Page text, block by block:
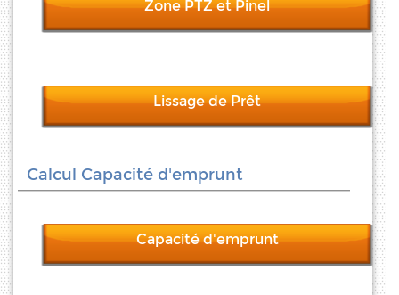
Zone PTZ et Pinel
Lissage de Prêt
Calcul Capacité d'emprunt
Capacité d'emprunt